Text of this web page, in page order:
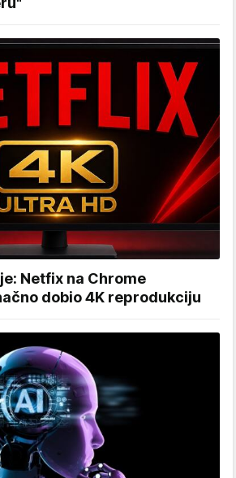
Netfix na Chrome
dobio 4K reprodukciju